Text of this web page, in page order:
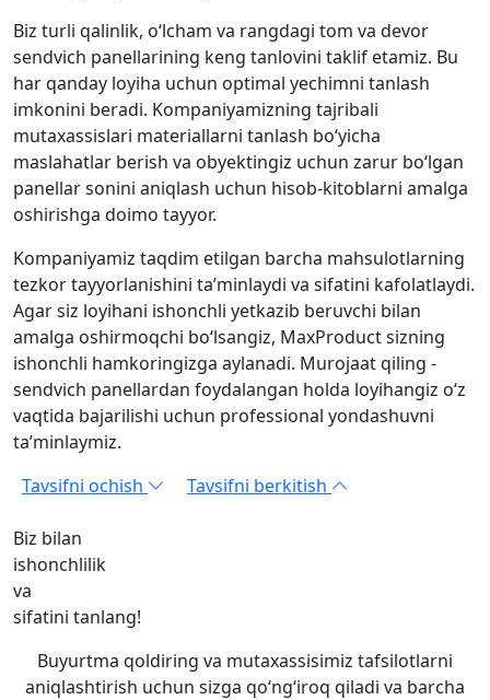
Biz turli qalinlik, o‘lcham va rangdagi tom va devor
sendvich panellarining keng tanlovini taklif etamiz. Bu
har qanday loyiha uchun optimal yechimni tanlash
imkonini beradi. Kompaniyamizning tajribali
mutaxassislari materiallarni tanlash bo‘yicha
maslahatlar berish va obyektingiz uchun zarur bo‘lgan
panellar sonini aniqlash uchun hisob-kitoblarni amalga
oshirishga doimo tayyor.
Kompaniyamiz taqdim etilgan barcha mahsulotlarning
tezkor tayyorlanishini ta’minlaydi va sifatini kafolatlaydi.
Agar siz loyihani ishonchli yetkazib beruvchi bilan
amalga oshirmoqchi bo‘lsangiz, MaxProduct sizning
ishonchli hamkoringizga aylanadi. Murojaat qiling -
sendvich panellardan foydalangan holda loyihangiz o‘z
vaqtida bajarilishi uchun professional yondashuvni
ta’minlaymiz.
Tavsifni ochish
Tavsifni berkitish
Biz bilan
ishonchlilik
va
sifatini tanlang!
Buyurtma qoldiring va mutaxassisimiz tafsilotlarni
aniqlashtirish uchun sizga qo‘ng‘iroq qiladi va barcha